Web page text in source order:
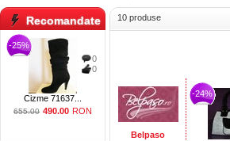
10 produse
Belpaso
-24%
Recomandate
-25%
0
0
Cizme 71637...
655.00 490.00 RON